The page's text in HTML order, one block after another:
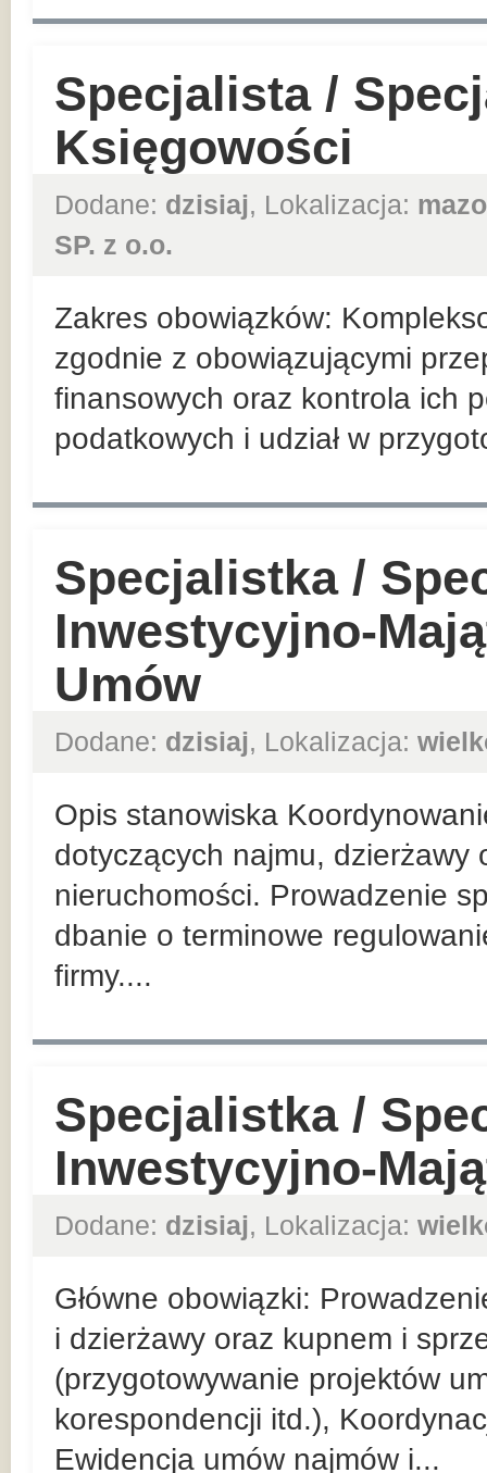
Specjalista /
Księgowości
Dodane: dzisiaj, Lokalizacja:
SP. z o.o.
Zakres obowiązków:
zgodnie z obowiązującymi
finansowych oraz kontrola ich
podatkowych i udział w
Specjalistka /
Inwestycyjno-
Umów
Dodane: dzisiaj, Lokalizacja:
Opis stanowiska
dotyczących najmu, dzierżawy
nieruchomości. Prowadzenie
dbanie o terminowe
firmy....
Specjalistka /
Inwestycyjno-
Dodane: dzisiaj, Lokalizacja:
Główne obowiązki:
i dzierżawy oraz kupnem i
(przygotowywanie projektów
korespondencji itd.),
Ewidencja umów najmów i...